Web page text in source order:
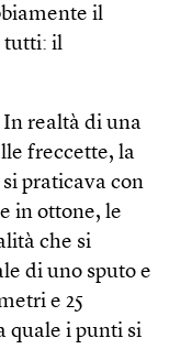
il
tutti: il
realtà di una
freccette, la
praticava con
in ottone, le
che si
di uno sputo e
e 25
quale i punti si